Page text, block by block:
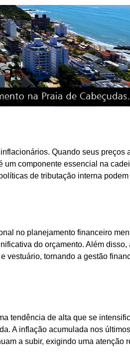
Quando seus preços
um componente essencial na
de tributação interna
no planejamento financeiro
do orçamento. Além
vestuário, tornando a gestão
tendência de alta que se
A inflação acumulada nos
a subir, exigindo uma atenção